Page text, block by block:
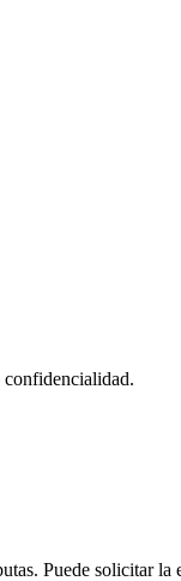
confidencialidad.
Puede solicitar la